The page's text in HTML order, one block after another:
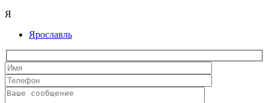
Я
Ярославль